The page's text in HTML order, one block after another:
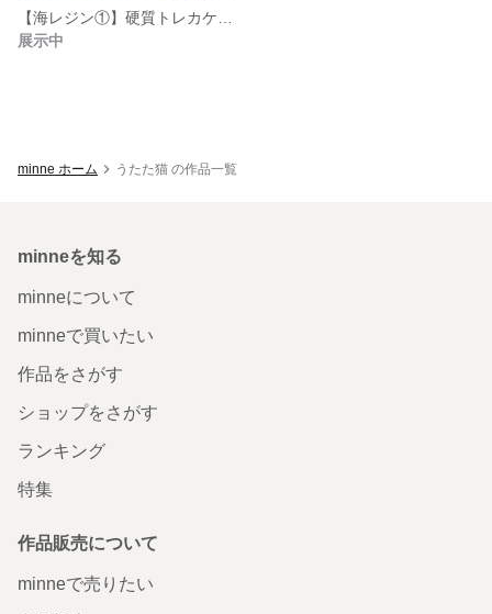
展示中
minne ホーム うたた猫 の作品一覧
minneを知る
minneについて
minneで買いたい
作品をさがす
ショップをさがす
ランキング
特集
作品販売について
minneで売りたい